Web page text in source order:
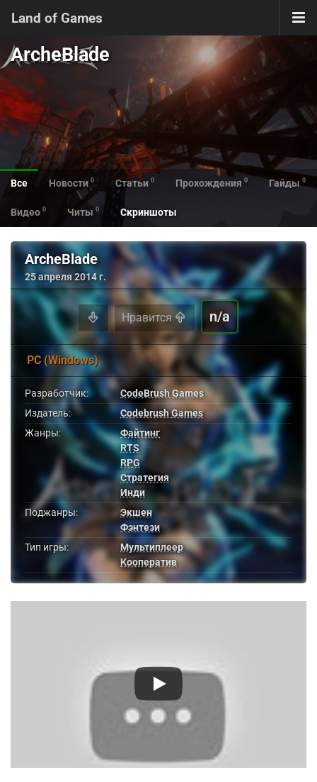
Land of Games
ArcheBlade
Все Новости 0 Статьи 0 Прохождения 0 Гайды 0
Видео 0 Читы 0 Скриншоты
ArcheBlade
25 апреля 2014 г.
Нравится n/a
PC (Windows)
Разработчик:
CodeBrush Games
Издатель:
Codebrush Games
Жанры:
Файтинг
RTS
RPG
Стратегия
Инди
Поджанры:
Экшен
Фэнтези
Тип игры:
Мультиплеер
Кооператив